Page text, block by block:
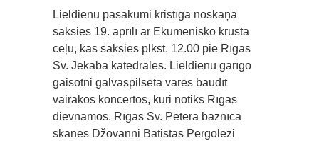
Lieldienu pasākumi kristīgā noskaņā
sāksies 19. aprīlī ar Ekumenisko krusta
ceļu, kas sāksies plkst. 12.00 pie Rīgas
Sv. Jēkaba katedrāles. Lieldienu garīgo
gaisotni galvaspilsētā varēs baudīt
vairākos koncertos, kuri notiks Rīgas
dievnamos. Rīgas Sv. Pētera baznīcā
skanēs Džovanni Batistas Pergolēzi